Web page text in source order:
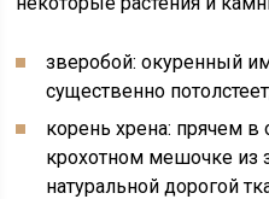
зверобой: окуренный
существенно
корень хрена: прячем
крохотном мешочке из
натуральной дорогой